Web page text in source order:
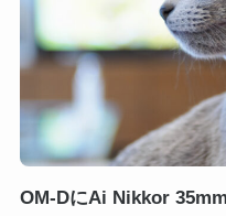
OM-DにAi Nikkor